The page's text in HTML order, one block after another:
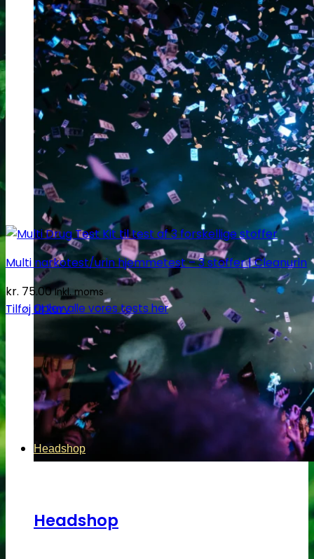
Oplev alle vores tests her
Headshop
Headshop
Multi narkotest/urin hjemmetest – 3 stoffer | Cleanurin
kr. 75.00 Inkl. moms
Tilføj til kurv